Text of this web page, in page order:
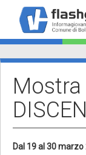
contenuto
principale
Dal 19 al 30 marzo